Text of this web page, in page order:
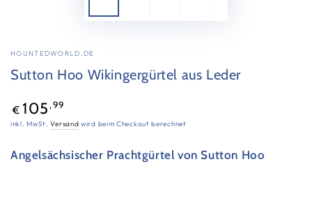
HOUNTEDWORLD.DE
Sutton Hoo Wikingergürtel aus Leder
Regulärer
Preis
€ 105 ,99
inkl. MwSt.Versand wird beim Checkout berechnet
Angelsächsischer Prachtgürtel von Sutton Hoo